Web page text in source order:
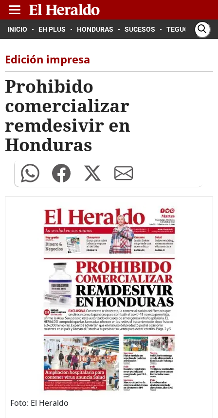
INICIO EH PLUS HONDURAS SUCESOS TEGUCIGALPA
Edición impresa
Prohibido
comercializar
remdesivir en
Honduras
Foto: El Heraldo